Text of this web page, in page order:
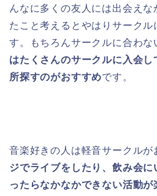
んなに多くの友人には出会えな
たこと考えるとやはりサーク
す。もちろんサークルに合わな
はたくさんのサークルに入会
所探すのがおすすめです。
音楽好きの人は軽音サークルが
ジでライブをしたり、飲み会
ったらなかなかできない活動が